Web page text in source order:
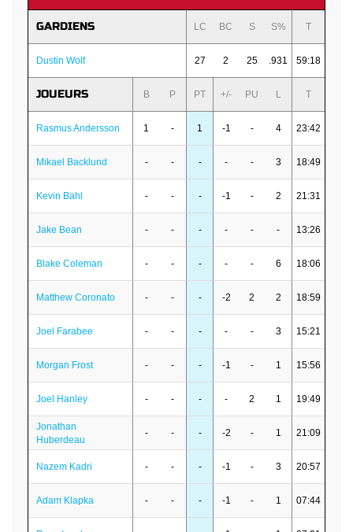
GARDIENS LC BC S S% T
Dustin Wolf 27 2 25 .931 59:18
JOUEURS B P PT +/- PU L T
Rasmus Andersson 1 - 1 -1 - 4 23:42
Mikael Backlund - - - - - 3 18:49
Kevin Bahl - - - -1 - 2 21:31
Jake Bean - - - - - - 13:26
Blake Coleman - - - - - 6 18:06
Matthew Coronato - - - -2 2 2 18:59
Joel Farabee - - - - - 3 15:21
Morgan Frost - - - -1 - 1 15:56
Joel Hanley - - - - 2 1 19:49
Jonathan
Huberdeau
- - - -2 - 1 21:09
Nazem Kadri - - - -1 - 3 20:57
Adam Klapka - - - -1 - 1 07:44